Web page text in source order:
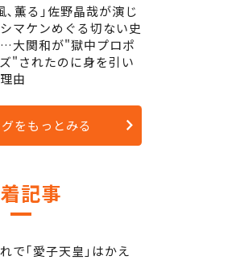
､薫る｣佐野晶哉が演じ
マケンめぐる切ない史
大関和が"獄中プロポ
"されたのに身を引い
由
をもっとみる
記事
で｢愛子天皇｣はかえ